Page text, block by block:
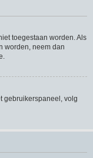
toegestaan worden. Als
worden, neem dan
gebruikerspaneel, volg